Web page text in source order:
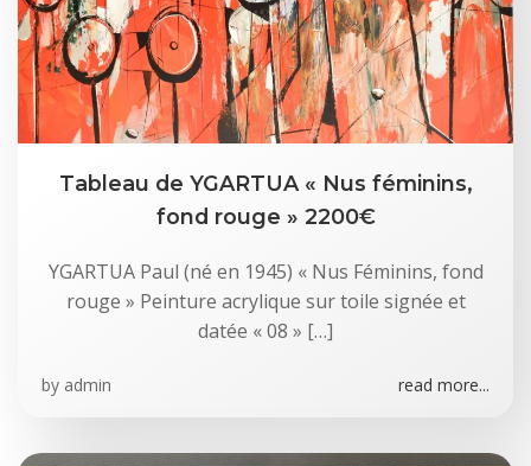
Tableau de YGARTUA « Nus féminins,
fond rouge » 2200€
YGARTUA Paul (né en 1945) « Nus Féminins, fond
rouge » Peinture acrylique sur toile signée et
datée « 08 » […]
by admin read more...